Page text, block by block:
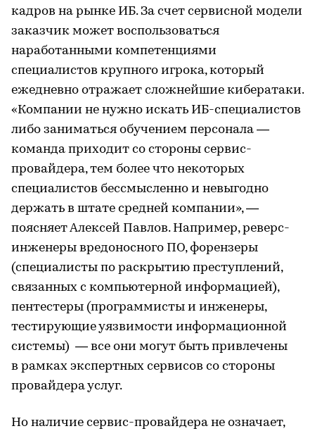
кадров на рынке ИБ. За счет сервисной модели
заказчик может воспользоваться
наработанными компетенциями
специалистов крупного игрока, который
ежедневно отражает сложнейшие кибератаки.
«Компании не нужно искать ИБ-специалистов
либо заниматься обучением персонала —
команда приходит со стороны сервис-
провайдера, тем более что некоторых
специалистов бессмысленно и невыгодно
держать в штате средней компании», —
поясняет Алексей Павлов. Например, реверс-
инженеры вредоносного ПО, форензеры
(специалисты по раскрытию преступлений,
связанных с компьютерной информацией),
пентестеры (программисты и инженеры,
тестирующие уязвимости информационной
системы) — все они могут быть привлечены
в рамках экспертных сервисов со стороны
провайдера услуг.
Но наличие сервис-провайдера не означает,